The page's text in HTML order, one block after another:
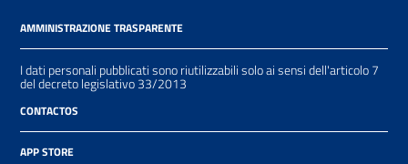
AMMINISTRAZIONE TRASPARENTE
I dati personali pubblicati sono riutilizzabili solo ai sensi dell'articolo 7
del decreto legislativo 33/2013
CONTACTOS
APP STORE